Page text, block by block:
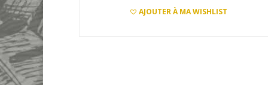
AJOUTER À MA WISHLIST